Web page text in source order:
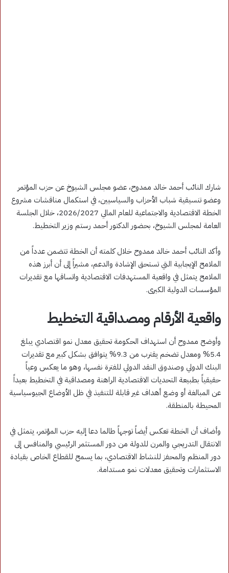
شارك النائب أحمد خالد ممدوح، عضو مجلس الشيوخ عن حزب المؤتمر
وعضو تنسيقية شباب الأحزاب والسياسيين، في استكمال مناقشات مشروع
الخطة الاقتصادية والاجتماعية للعام المالي 2026/2027، خلال الجلسة
العامة لمجلس الشيوخ، بحضور الدكتور أحمد رستم وزير التخطيط.
وأكد النائب أحمد خالد ممدوح خلال كلمته أن الخطة تتضمن عدداً من
الملامح الإيجابية التي تستحق الإشادة والدعم، مشيراً إلى أن أبرز هذه
الملامح يتمثل في واقعية المستهدفات الاقتصادية واتساقها مع تقديرات
المؤسسات الدولية الكبرى.
واقعية الأرقام ومصداقية التخطيط
وأوضح ممدوح أن استهداف الحكومة تحقيق معدل نمو اقتصادي يبلغ
5.4% ومعدل تضخم يقترب من 9.3% يتوافق بشكل كبير مع تقديرات
البنك الدولي وصندوق النقد الدولي للفترة نفسها، وهو ما يعكس وعياً
حقيقياً بطبيعة التحديات الاقتصادية الراهنة ومصداقية في التخطيط بعيداً
عن المبالغة أو وضع أهداف غير قابلة للتنفيذ في ظل الأوضاع الجيوسياسية
المحيطة بالمنطقة.
وأضاف أن الخطة تعكس أيضاً توجهاً طالما دعا إليه حزب المؤتمر، يتمثل في
الانتقال التدريجي والمرن للدولة من دور المستثمر الرئيسي والمنافس إلى
دور المنظم والمحفز للنشاط الاقتصادي، بما يسمح للقطاع الخاص بقيادة
الاستثمارات وتحقيق معدلات نمو مستدامة.